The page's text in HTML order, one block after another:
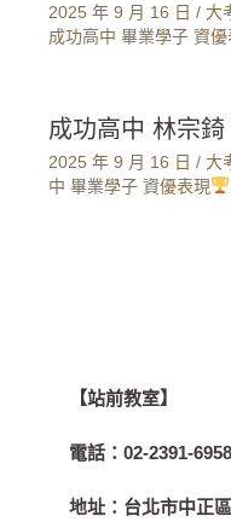
2025 年 9 月 16 日 / 大
成功高中 畢業學子 資優
成功高中 林宗
2025 年 9 月 16 日 / 大
中 畢業學子 資優表現
【站前教室】
電話：02-2391-6958
地址： 台北市中正